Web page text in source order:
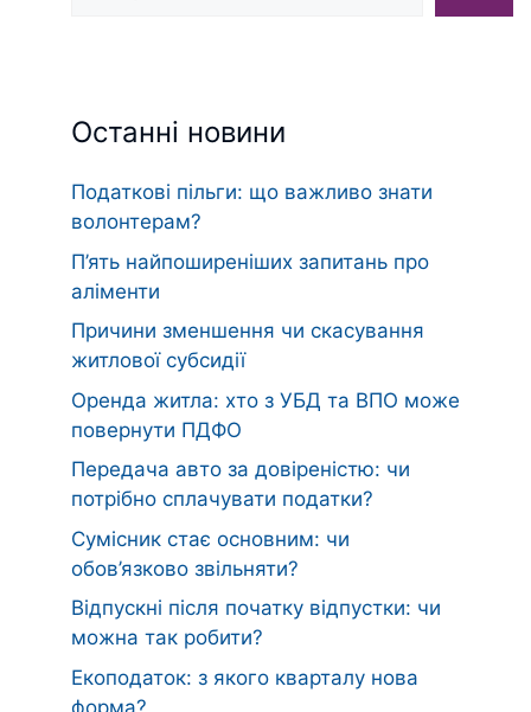
Останні новини
Податкові пільги: що важливо знати
волонтерам?
П’ять найпоширеніших запитань про
аліменти
Причини зменшення чи скасування
житлової субсидії
Оренда житла: хто з УБД та ВПО може
повернути ПДФО
Передача авто за довіреністю: чи
потрібно сплачувати податки?
Сумісник стає основним: чи
обов’язково звільняти?
Відпускні після початку відпустки: чи
можна так робити?
Екоподаток: з якого кварталу нова
форма?